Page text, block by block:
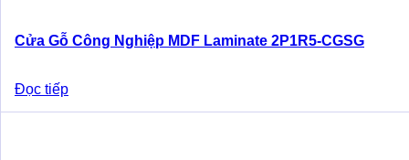
Cửa Gỗ Công Nghiệp MDF Laminate 2P1R5-CGSG
Đọc tiếp